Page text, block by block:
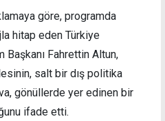
göre, programda
hitap eden Türkiye
Başkanı Fahrettin Altun,
salt bir dış politika
gönüllerde yer edinen bir
ifade etti.